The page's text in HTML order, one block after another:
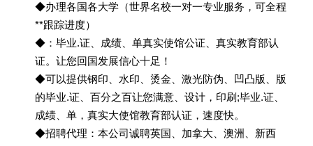
◆办理各国各大学（世界名校一对一专业服务，可全程
**跟踪进度）
◆：毕业.证、成绩、单真实使馆公证、真实教育部认
证。让您回国发展信心十足！
◆可以提供钢印、水印、烫金、激光防伪、凹凸版、版
的毕业.证、百分之百让您满意、设计，印刷;毕业.证、
成绩、单，真实大使馆教育部认证，速度快。
◆招聘代理：本公司诚聘英国、加拿大、澳洲、新西